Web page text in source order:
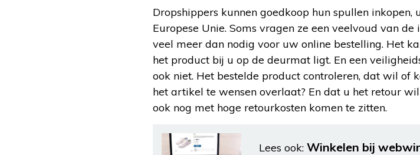
Dropshippers kunnen goedkoop hun spullen
Europese Unie. Soms vragen ze een veelvoud van
veel meer dan nodig voor uw online bestelling. Het
het product bij u op de deurmat ligt. En een
ook niet. Het bestelde product controleren, dat wil of
het artikel te wensen overlaat? En dat u het retour
ook nog met hoge retourkosten komen te zitten.
Lees ook: Winkelen bij